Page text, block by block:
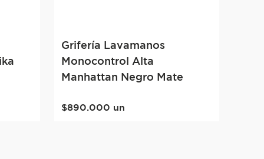
Grifería Lavamanos
Monocontrol Alta
Manhattan Negro Mate
$890.000 un